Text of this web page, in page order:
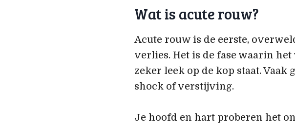
Wat is acute rouw?
Acute rouw is de eerste,
verlies. Het is de fase waarin
zeker leek op de kop staat. Vaak
shock of verstijving.
Je hoofd en hart proberen het